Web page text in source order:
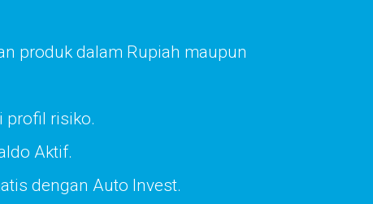
produk dalam Rupiah maupun
profil risiko.
Aktif.
dengan Auto Invest.